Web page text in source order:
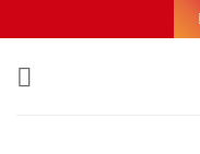
to
content